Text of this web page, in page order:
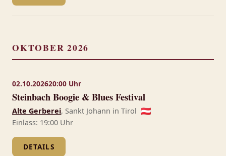
OKTOBER 2026
02.10.202620:00 Uhr
Steinbach Boogie & Blues Festival
Alte Gerberei, Sankt Johann in Tirol 🇦🇹
Einlass: 19:00 Uhr
DETAILS